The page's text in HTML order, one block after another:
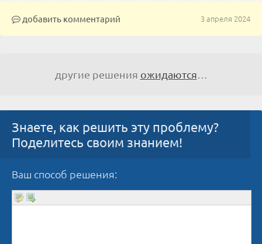
3 апреля 2024
добавить комментарий
другие решения ожидаются
Знаете, как решить эту проблему?
Поделитесь своим знанием!
Ваш способ решения: